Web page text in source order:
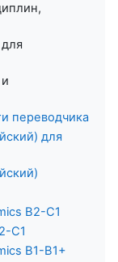
переводчика
для
B2-C1
C1
B1-B1+